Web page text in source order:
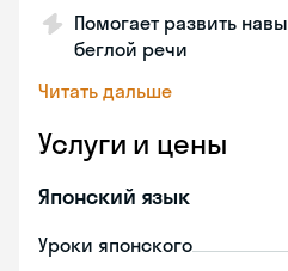
Помогает развить
беглой речи
Читать дальше
Услуги и цены
Японский язык
Уроки японского